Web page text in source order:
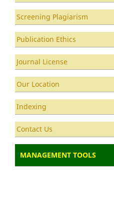
Screening Plagiarism
Publication Ethics
Journal License
Our Location
Indexing
Contact Us
MANAGEMENT TOOLS